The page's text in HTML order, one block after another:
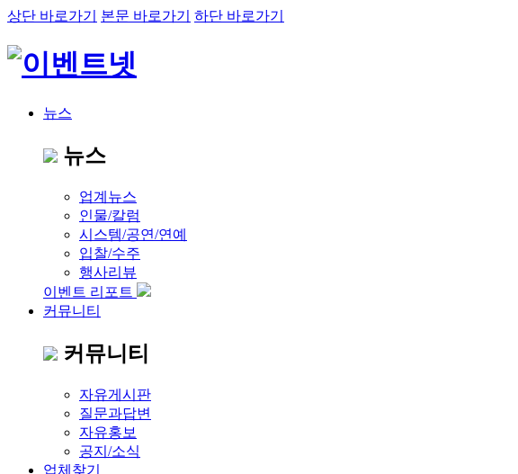
상단 바로가기 본문 바로가기 하단 바로가기
뉴스
뉴스
업계뉴스
인물/칼럼
시스템/공연/연예
입찰/수주
행사리뷰
이벤트 리포트
커뮤니티
커뮤니티
자유게시판
질문과답변
자유홍보
공지/소식
업체찾기